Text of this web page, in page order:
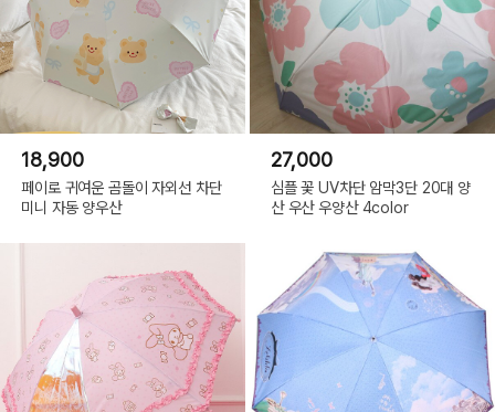
18,900
페이로 귀여운 곰돌이 자외선 차단
미니 자동 양우산
27,000
심플 꽃 UV차단 암막3단 20대 양
산 우산 우양산 4color